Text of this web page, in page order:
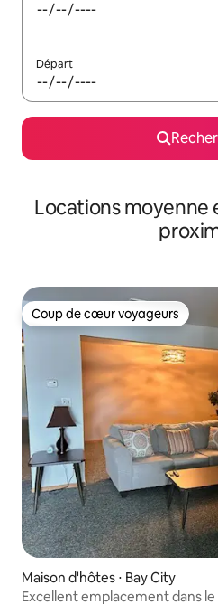
Départ
Locations moyenne
Coup de cœur voyageurs
Coup de cœur voyageurs
Maison d'hôtes ⋅ Bay City
Excellent emplacement dans le